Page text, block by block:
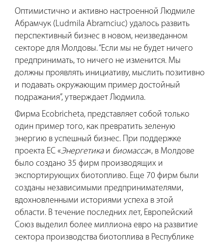
Оптимистично и активно настроенной Людмиле
Абрамчук (Ludmila Abramciuc) удалось развить
перспективный бизнес в новом, неизведанном
секторе для Молдовы. “Если мы не будет ничего
предпринимать, то ничего не изменится. Мы
должны проявлять инициативу, мыслить позитивно
и подавать окружающим пример достойный
подражания”, утверждает Людмила.
Фирма Ecobricheta, представляет собой только
один пример того, как превратить зеленую
энергию в успешный бизнес. При поддержке
проекта ЕС «Энергетикаи биомасса«, в Молдове
было создано 35 фирм производящих и
экспортирующих биотопливо. Еще 70 фирм были
созданы независимыми предпринимателями,
вдохновленными историями успеха в этой
области. В течение последних лет, Европейский
Союз выделил более миллиона евро на развитие
сектора производства биотоплива в Республике